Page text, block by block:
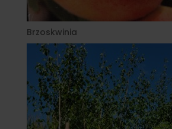
Brzoskwinia